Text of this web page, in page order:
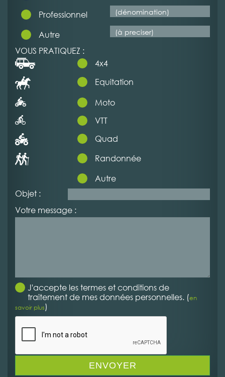
Professionnel
Autre
VOUS PRATIQUEZ :
4x4
Equitation
Moto
VTT
Quad
Randonnée
Autre
Objet :
Votre message :
J'accepte les termes et conditions de
traitement de mes données personnelles. (en
savoir plus)